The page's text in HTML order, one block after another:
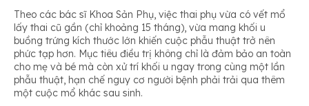
Theo các bác sĩ Khoa Sản Phụ, việc thai phụ vừa có vết mổ
lấy thai cũ gần (chỉ khoảng 15 tháng), vừa mang khối u
buồng trứng kích thước lớn khiến cuộc phẫu thuật trở nên
phức tạp hơn. Mục tiêu điều trị không chỉ là đảm bảo an toàn
cho mẹ và bé mà còn xử trí khối u ngay trong cùng một lần
phẫu thuật, hạn chế nguy cơ người bệnh phải trải qua thêm
một cuộc mổ khác sau sinh.